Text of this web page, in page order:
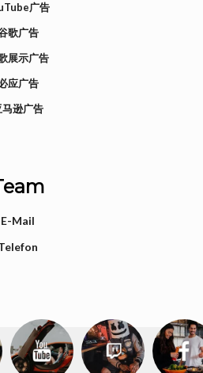
广告
歌广告
展示广告
应广告
马逊广告
E-Mail